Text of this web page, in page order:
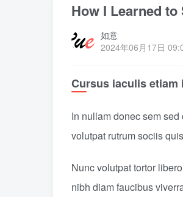
How I Learned
如意
2024年06月17日
Cursus iaculis etiam
In nullam donec sem
volutpat rutrum sociis
Nunc volutpat tortor
nibh diam faucibus